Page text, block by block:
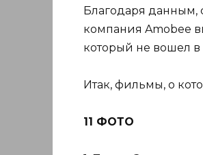
Благодаря данным,
компания Amobee
который не вошел в
Итак, фильмы, о
11 ФОТО